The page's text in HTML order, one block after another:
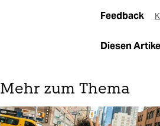
Feedback
Diesen
Mehr zum Thema